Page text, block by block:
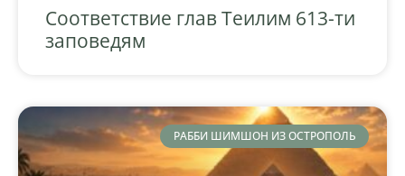
Соответствие глав Теилим 613-ти
заповедям
РАББИ ШИМШОН ИЗ ОСТРОПОЛЬ